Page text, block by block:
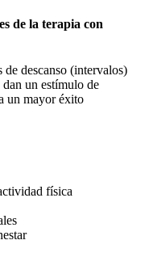
de la terapia con
de descanso (intervalos)
un estímulo de
un mayor éxito
física